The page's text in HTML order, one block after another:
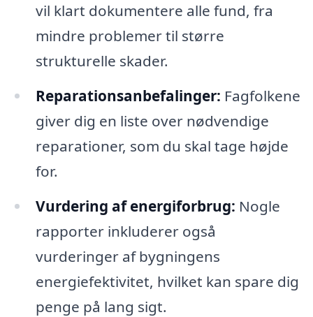
vil klart dokumentere alle fund, fra
mindre problemer til større
strukturelle skader.
Reparationsanbefalinger: Fagfolkene
giver dig en liste over nødvendige
reparationer, som du skal tage højde
for.
Vurdering af energiforbrug: Nogle
rapporter inkluderer også
vurderinger af bygningens
energiefektivitet, hvilket kan spare dig
penge på lang sigt.